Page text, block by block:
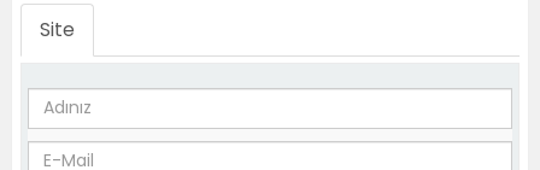
Site